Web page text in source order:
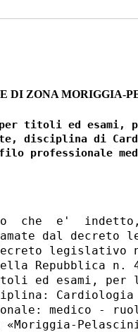
DI ZONA MORIGGIA-
per titoli ed esami,
disciplina di
che  e'
dal decreto
legislativo
Repubblica n.
ed esami, per
Cardiologia
medico -
«Moriggia-